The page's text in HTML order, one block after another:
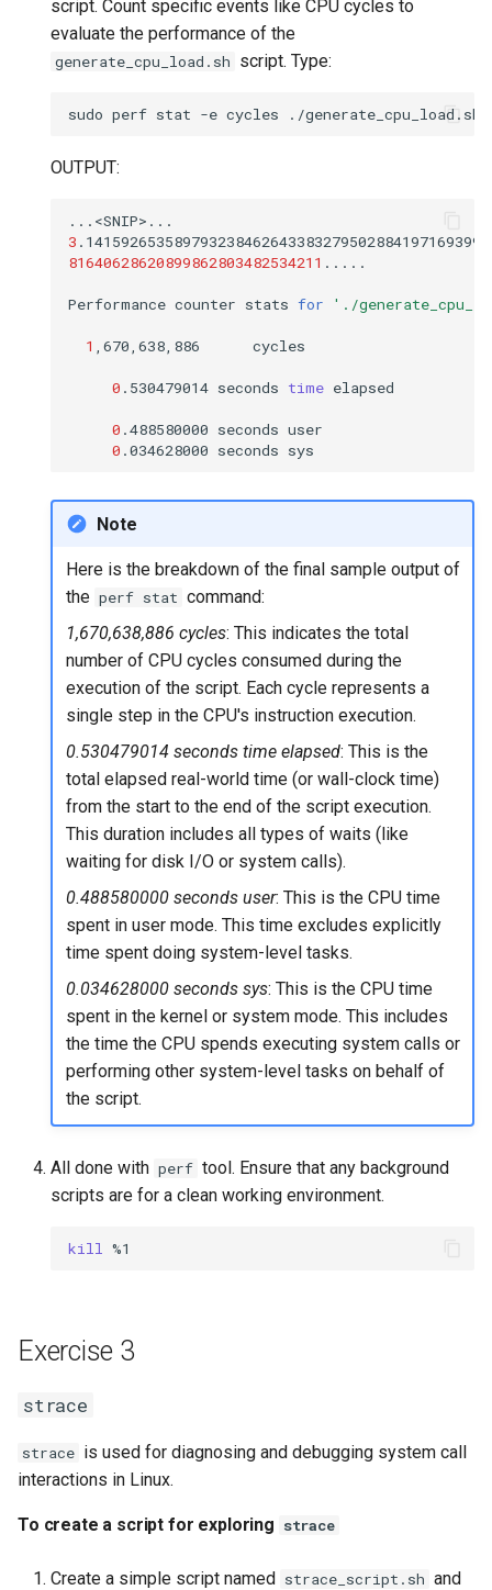
script. Count specific events like CPU cycles to
evaluate the performance of the
generate_cpu_load.sh script. Type:
sudo perf stat -e cycles ./generate_cpu_load.sh
OUTPUT:
3
81640628620899862803482534211 .....
Performance counter stats for './
1 ,670,638,886 cycles
0 .530479014 seconds time elapsed
0 .488580000 seconds
0 .034628000 seconds
Note
Here is the breakdown of the final sample output of
the perf stat command:
1,670,638,886 cycles: This indicates the total
number of CPU cycles consumed during the
execution of the script. Each cycle represents a
single step in the CPU's instruction execution.
0.530479014 seconds time elapsed: This is the
total elapsed real-world time (or wall-clock time)
from the start to the end of the script execution.
This duration includes all types of waits (like
waiting for disk I/O or system calls).
0.488580000 seconds user: This is the CPU time
spent in user mode. This time excludes explicitly
time spent doing system-level tasks.
0.034628000 seconds sys: This is the CPU time
spent in the kernel or system mode. This includes
the time the CPU spends executing system calls or
performing other system-level tasks on behalf of
the script.
All done with perf tool. Ensure that any background
scripts are for a clean working environment.
kill
Exercise 3
strace
strace is used for diagnosing and debugging system call
interactions in Linux.
To create a script for exploring strace
Create a simple script named strace_script.sh and